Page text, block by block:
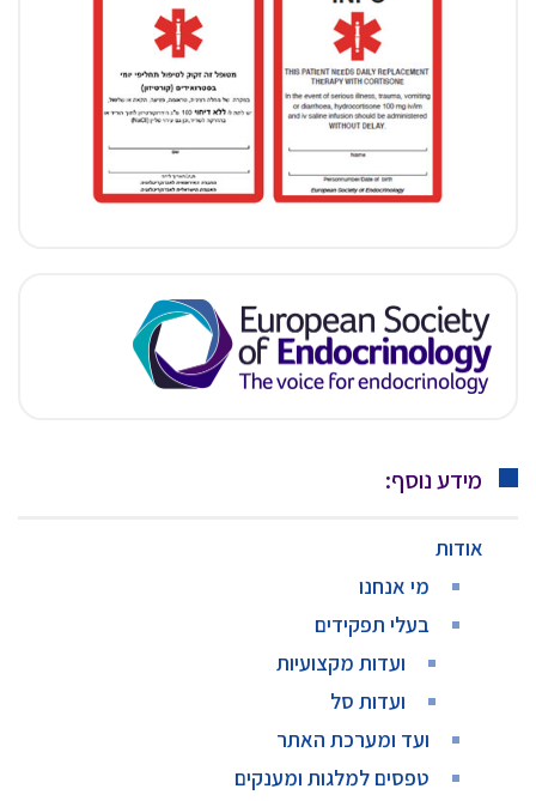
מידע נוסף:
אודות
מי אנחנו
בעלי תפקידים
ועדות מקצועיות
ועדות סל
ועד ומערכת האתר
טפסים למלגות ומענקים